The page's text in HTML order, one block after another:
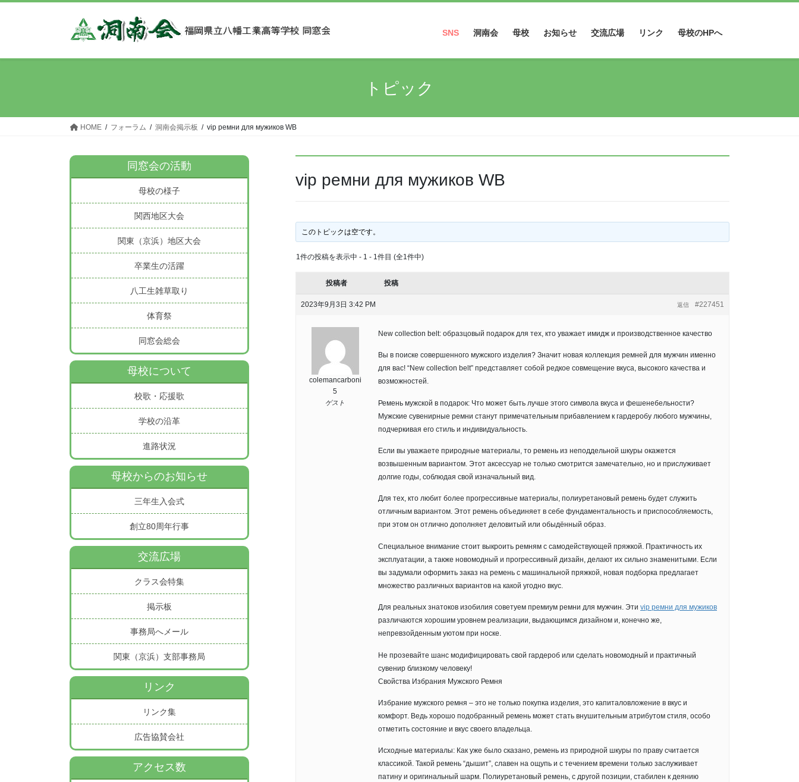
ッ
移
SNS
Facebook
Instagram
洞南会 母校 お知らせ 交流広場 リンク 母校のHPへ
トピック
HOME フォーラム 洞南会掲示板 vip ремни для мужиков WB
vip ремни для мужиков WB
このトピックは空です。
1件の投稿を表示中 - 1 - 1件目 (全1件中)
投稿者 投稿
2023年9月3日 3:42 PM #227451
返信
colemancarboni
5
ゲスト
New collection belt: образцовый подарок для тех, кто уважает имидж и производственное качество
Вы в поиске совершенного мужского изделия? Значит новая коллекция ремней для мужчин именно
для вас! “New collection belt” представляет собой редкое совмещение вкуса, высокого качества и
возможностей.
Ремень мужской в подарок: Что может быть лучше этого символа вкуса и фешенебельности?
Мужские сувенирные ремни станут примечательным прибавлением к гардеробу любого мужчины,
подчеркивая его стиль и индивидуальность.
Если вы уважаете природные материалы, то ремень из неподдельной шкуры окажется
возвышенным вариантом. Этот аксессуар не только смотрится замечательно, но и прислуживает
долгие годы, соблюдая свой изначальный вид.
Для тех, кто любит более прогрессивные материалы, полиуретановый ремень будет служить
отличным вариантом. Этот ремень объединяет в себе фундаментальность и приспособляемость,
при этом он отлично дополняет деловитый или обыдённый образ.
Специальное внимание стоит выкроить ремням с самодействующей пряжкой. Практичность их
эксплуатации, а также новомодный и прогрессивный дизайн, делают их сильно знаменитыми. Если
вы задумали оформить заказ на ремень с машинальной пряжкой, новая подборка предлагает
множество различных вариантов на какой угодно вкус.
Для реальных знатоков изобилия советуем премиум ремни для мужчин. Эти vip ремни для мужиков
различаются хорошим уровнем реализации, выдающимся дизайном и, конечно же,
непревзойденным уютом при носке.
Не прозевайте шанс модифицировать свой гардероб или сделать новомодный и практичный
сувенир близкому человеку!
Свойства Избрания Мужского Ремня
Избрание мужского ремня – это не только покупка изделия, это капиталовложение в вкус и
комфорт. Ведь хорошо подобранный ремень может стать внушительным атрибутом стиля, особо
отметить состояние и вкус своего владельца.
Исходные материалы: Как уже было сказано, ремень из природной шкуры по праву считается
классикой. Такой ремень “дышит”, славен на ощупь и с течением времени только заслуживает
патину и оригинальный шарм. Полиуретановый ремень, с другой позиции, стабилен к деянию
同窓会の活動
母校の様子
関西地区大会
関東（京浜）地区大会
卒業生の活躍
八工生雑草取り
体育祭
同窓会総会
母校について
校歌・応援歌
学校の沿革
進路状況
母校からのお知らせ
三年生入会式
創立80周年行事
交流広場
クラス会特集
掲示板
事務局へメール
関東（京浜）支部事務局
リンク
リンク集
広告協賛会社
アクセス数